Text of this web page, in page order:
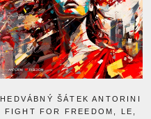
HEDVÁBNÝ ŠÁTEK ANTORINI
FIGHT FOR FREEDOM, LE,